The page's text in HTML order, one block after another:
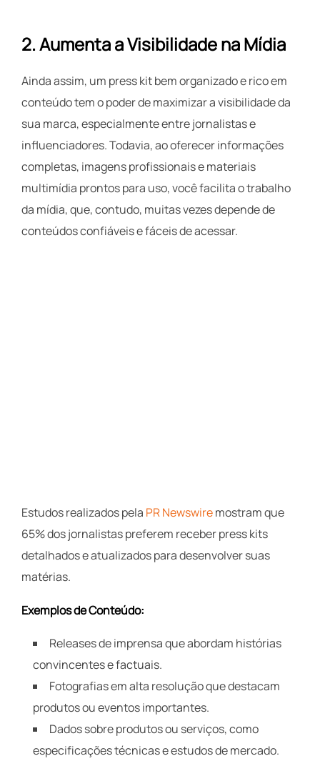
2.Aumenta a Visibilidade na Mídia
Ainda assim, um press kit bem organizado e rico em
conteúdo tem o poder de maximizar a visibilidade da
sua marca, especialmente entre jornalistas e
influenciadores. Todavia, ao oferecer informações
completas, imagens profissionais e materiais
multimídia prontos para uso, você facilita o trabalho
da mídia, que, contudo, muitas vezes depende de
conteúdos confiáveis e fáceis de acessar.
Estudos realizados pela PR Newswiremostram que
65% dos jornalistas preferem receber press kits
detalhados e atualizados para desenvolver suas
matérias.
Exemplos de Conteúdo:
Releases de imprensa que abordam histórias
convincentes e factuais.
Fotografias em alta resolução que destacam
produtos ou eventos importantes.
Dados sobre produtos ou serviços, como
especificações técnicas e estudos de mercado.